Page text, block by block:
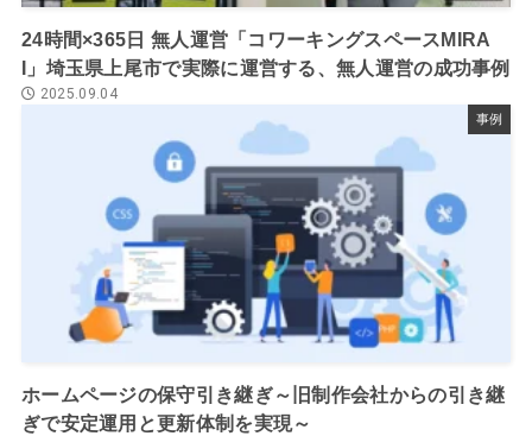
24時間×365日 無人運営「コワーキングスペースMIRA
I」埼玉県上尾市で実際に運営する、無人運営の成功事例
2025.09.04
事例
ホームページの保守引き継ぎ～旧制作会社からの引き継
ぎで安定運用と更新体制を実現～